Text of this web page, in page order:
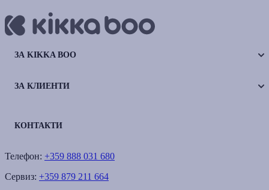
ЗА KIKKA BOO
ЗА КЛИЕНТИ
КОНТАКТИ
Телефон: +359 888 031 680
Сервиз: +359 879 211 664